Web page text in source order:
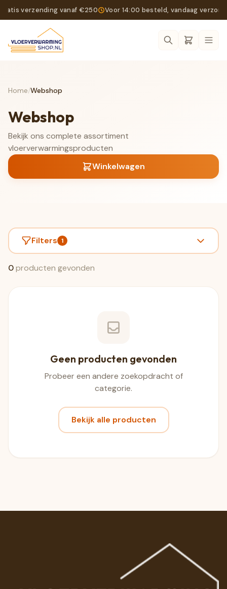
verzending vanaf €250 Voor 14:00 besteld, vandaag
Home/Webshop
Webshop
Bekijk ons complete assortiment
vloerverwarmingsproducten
Winkelwagen
Filters 1
0producten gevonden
Geen producten gevonden
Probeer een andere zoekopdracht of
categorie.
Bekijk alle producten